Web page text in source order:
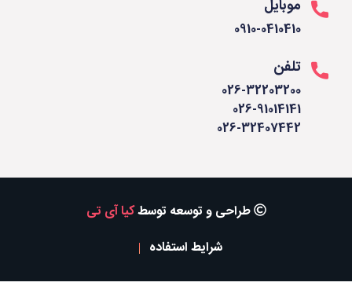
موبایل
0910-0410410
تلفن
026-32203200
026-91014141
026-32407442
طراحی و توسعه توسطکیا آی تی
شرایط استفاده